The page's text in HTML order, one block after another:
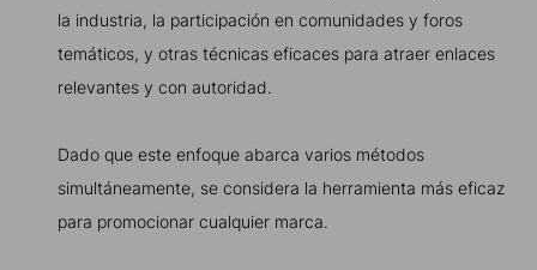
la industria, la participación en comunidades y foros
temáticos, y otras técnicas eficaces para atraer enlaces
relevantes y con autoridad.
Dado que este enfoque abarca varios métodos
simultáneamente, se considera la herramienta más eficaz
para promocionar cualquier marca.